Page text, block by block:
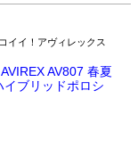
イイ！アヴィレックス
AV807 春夏
ブリッドポロシ